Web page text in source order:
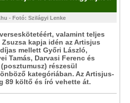
- Fotó: Szilágyi Lenke
valamint teljes
kapja idén az Artisjus
mellett Győri László,
Tamás, Darvasi Ferenc és
részesül
kategóriában. Az Artisjus-
89 költő és író vehette át.